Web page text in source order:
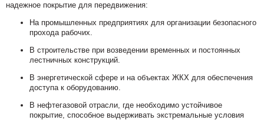
надежное покрытие для передвижения:
На промышленных предприятиях для организации безопасного
прохода рабочих.
В строительстве при возведении временных и постоянных
лестничных конструкций.
В энергетической сфере и на объектах ЖКХ для обеспечения
доступа к оборудованию.
В нефтегазовой отрасли, где необходимо устойчивое
покрытие, способное выдерживать экстремальные условия